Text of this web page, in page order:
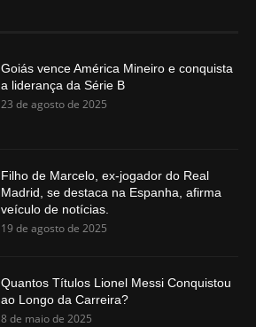
Goiás vence América Mineiro e conquista
a liderança da Série B
23 de agosto de 2025
Filho de Marcelo, ex-jogador do Real
Madrid, se destaca na Espanha, afirma
veículo de notícias.
19 de agosto de 2025
Quantos Títulos Lionel Messi Conquistou
ao Longo da Carreira?
8 de maio de 2025